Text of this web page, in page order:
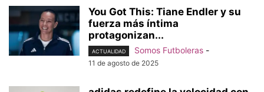
You Got This: Tiane Endler y su
fuerza más íntima
protagonizan...
ACTUALIDAD Somos Futboleras -
11 de agosto de 2025